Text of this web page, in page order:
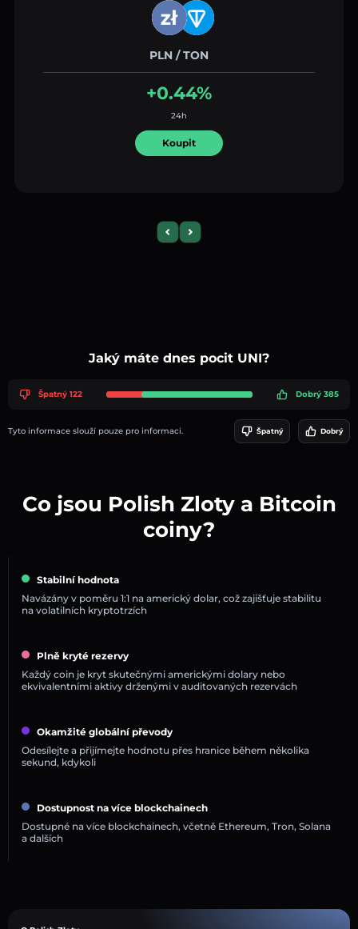
PLN / TON
+0.44%
24h
Koupit
Previous slide
Next slide
Jaký máte dnes pocit UNI?
Špatný 122 Dobrý 385
Tyto informace slouží pouze pro informaci. Špatný Dobrý
Co jsou Polish Zloty a Bitcoin
coiny?
Stabilní hodnota
Navázány v poměru 1:1 na americký dolar, což zajišťuje stabilitu
na volatilních kryptotrzích
Plně kryté rezervy
Každý coin je kryt skutečnými americkými dolary nebo
ekvivalentními aktivy drženými v auditovaných rezervách
Okamžité globální převody
Odesílejte a přijímejte hodnotu přes hranice během několika
sekund, kdykoli
Dostupnost na více blockchainech
Dostupné na více blockchainech, včetně Ethereum, Tron, Solana
a dalších